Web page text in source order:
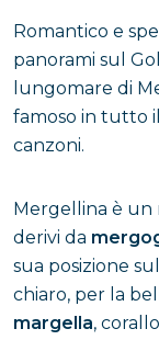
Romantico e
panorami sul
lungomare di
famoso in tutto
canzoni.
Mergellina è un
derivi da
sua posizione
chiaro, per la
margella,